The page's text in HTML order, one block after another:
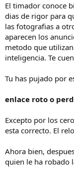
Véanlo por ustedes
Espero les guste.
El timador conoce
dias de rigor para
las fotografias a
aparecen los
metodo que
inteligencia. Te
Tu has pujado por
enlace roto o
Excepto por los
esta correcto. El
Ahora bien,
quien le ha robado